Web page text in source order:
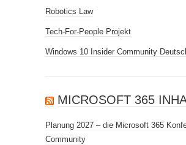
Robotics Law
Tech-For-People Projekt
Windows 10 Insider Community
MICROSOFT 365
Planung 2027 – die Microsoft 365
Community